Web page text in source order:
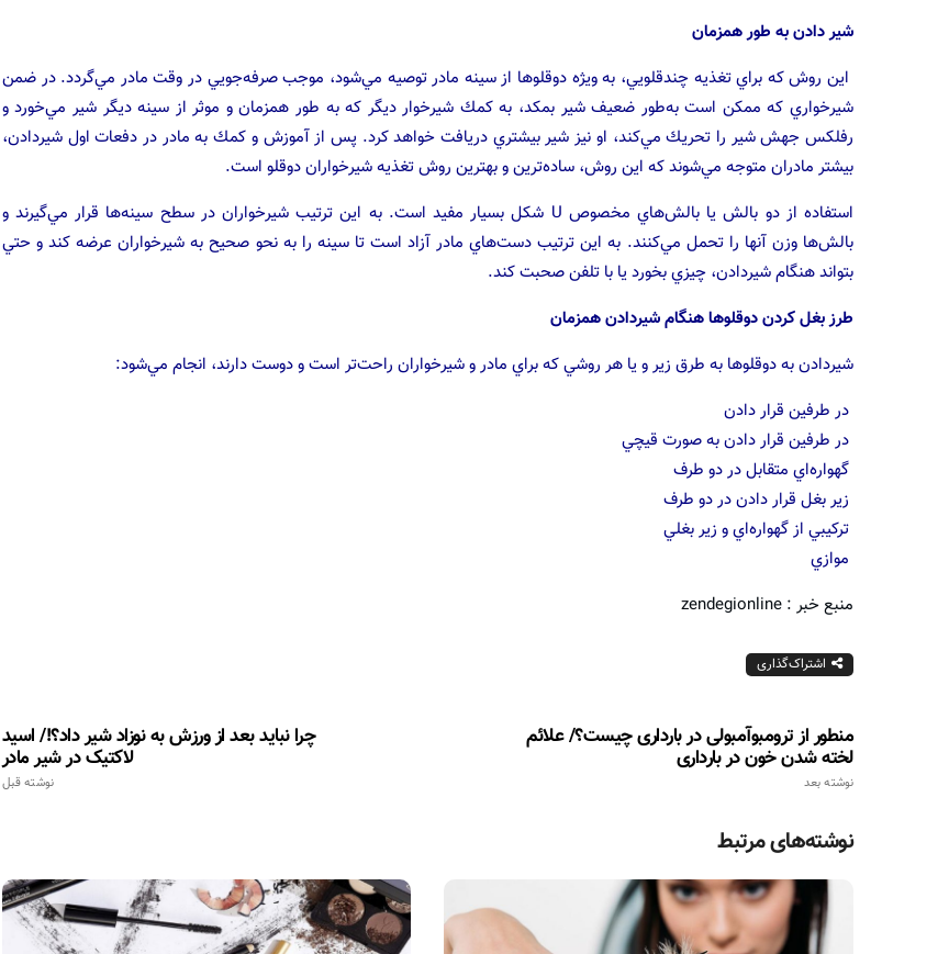
شير دادن به طور همزمان
اين روش كه براي تغذيه چندقلويي، به ويژه دوقلوها از سينه مادر توصيه مي‌شود، موجب صرفه‌جويي در وقت مادر مي‌گردد. در ضمن
شيرخواري كه ممكن است به‌طور ضعيف شير بمكد، به كمك شيرخوار ديگر كه به طور همزمان و موثر از سينه ديگر شير مي‌خورد و
رفلكس جهش شير را تحريك مي‌كند، او نيز شير بيشتري دريافت خواهد كرد. پس از آموزش و كمك به مادر در دفعات اول شيردادن،
بيشتر مادران متوجه مي‌شوند كه اين روش، ساده‌ترين و بهترين روش تغذيه شيرخواران دوقلو است.
استفاده از دو بالش يا بالش‌هاي مخصوص U شكل بسيار مفيد است. به اين ترتيب شيرخواران در سطح سينه‌ها قرار مي‌گيرند و
بالش‌ها وزن آنها را تحمل مي‌كنند. به اين ترتيب دست‌‌هاي مادر آزاد است تا سينه را به نحو صحيح به شيرخواران عرضه كند و حتي
بتواند هنگام شيردادن، چيزي بخورد يا با تلفن صحبت كند.
طرزبغل كردن دوقلوها هنگام شيردادن همزمان
شيردادن به دوقلوها به طرق زير و يا هر روشي كه براي مادر و شيرخواران راحت‌تر است و دوست دارند، انجام مي‌شود:
در طرفين قرار دادن
در طرفين قرار دادن به صورت قيچي
گهواره‌‌اي متقابل در دو طرف
زير بغل قرار دادن در دو طرف
تركيبي از گهواره‌اي و زير بغلي
موازي
منبع خبر : zendegionline
اشتراک‌گذاری
چرا نباید بعد از ورزش به نوزاد شیر داد؟!/ اسید
لاکتیک در شیر مادر
نوشته قبل
منطور از ترومبوآمبولی در بارداری چیست؟/ علائم
لخته شدن خون در بارداری
نوشته بعد
نوشته‌های مرتبط